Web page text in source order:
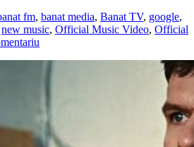
fm, banat media, Banat TV, google,
new music, Official Music Video, Official